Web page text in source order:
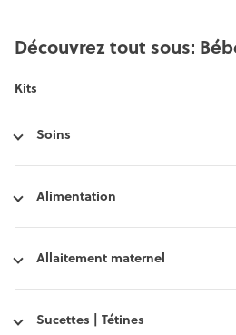
Découvrez tout sous:
Kits
Soins
Alimentation
Allaitement maternel
Sucettes | Tétines